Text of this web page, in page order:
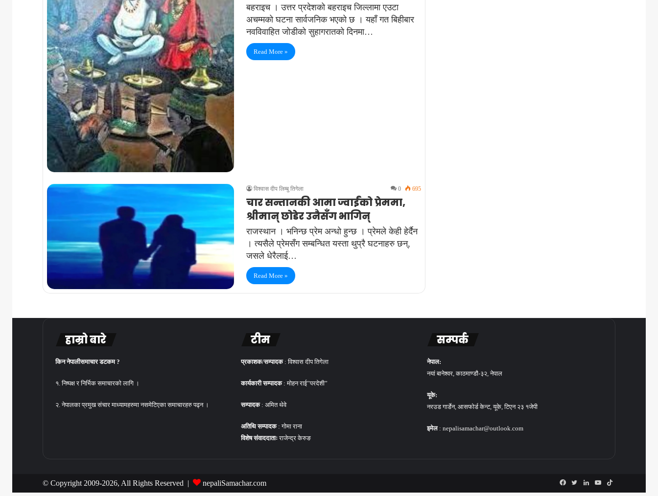
बहराइच । उत्तर प्रदेशको बहराइच जिल्लामा एउटा
अचम्मको घटना सार्वजनिक भएको छ । यहाँ गत बिहीबार
नवविवाहित जोडीको सुहागरातको दिनमा…
Read More »
विश्वास दीप लिम्बु तिगेला 0 695
चार सन्तानकी आमा ज्वाईंको प्रेममा,
श्रीमान् छोडेर उनैसँग भागिन्
राजस्थान । भनिन्छ प्रेम अन्धो हुन्छ । प्रेमले केही हेर्दैन
। त्यसैले प्रेमसँग सम्बन्धित यस्ता थुप्रै घटनाहरु छन्,
जसले धेरैलाई…
Read More »
हाम्रो बारे
किन नेपालीसमाचार डटकम ?
१. निष्पक्ष र निर्भिक समाचारको लागि ।
२. नेपालका प्रमुख संचार माध्यामहरुमा नसमेटिएका समाचारहरु पढ्न ।
टीम
प्रकाशक/सम्पादक : विश्वास दीप तिगेला
कार्यकारी सम्पादक: मोहन राई”परदेशी”
सम्पादक: अमित थेवे
अतिथि सम्पादक: गोमा राना
विशेष संवाददाताःराजेन्द्र केरुङ
सम्पर्क
नेपाल:
नयां बानेश्वर, काठमाण्डौ-३२, नेपाल
यूके:
नरउड गार्डेन, आसफोर्ड केन्ट, यूके, टिएन २३ १जेपी
इमेल: nepalisamachar@outlook.com
© Copyright 2009-2026, All Rights Reserved | nepaliSamachar.com Facebook
TwitterLinkedIn
YouTube
TikTok